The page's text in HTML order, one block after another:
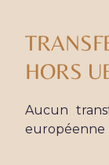
HORS
Aucun
européenne